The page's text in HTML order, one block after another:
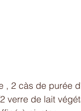
, 2 càs de purée
verre de lait